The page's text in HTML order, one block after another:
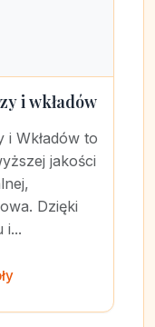
i wkładów
i Wkładów to
jakości
Dzięki
i...